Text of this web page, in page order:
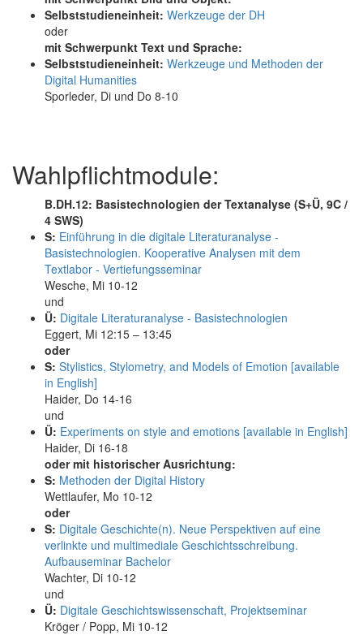
Selbststudieneinheit: Werkzeuge der DH
oder
mit Schwerpunkt Text und Sprache:
Selbststudieneinheit: Werkzeuge und Methoden der
Digital Humanities
Sporleder, Di und Do 8-10
Wahlpflichtmodule:
B.DH.12: Basistechnologien der Textanalyse (S+Ü, 9C /
4 SWS)
S: Einführung in die digitale Literaturanalyse -
Basistechnologien. Kooperative Analysen mit dem
Textlabor - Vertiefungsseminar
Wesche, Mi 10-12
und
Ü: Digitale Literaturanalyse - Basistechnologien
Eggert, Mi 12:15 – 13:45
oder
S: Stylistics, Stylometry, and Models of Emotion [available
in English]
Haider, Do 14-16
und
Ü: Experiments on style and emotions [available in English]
Haider, Di 16-18
oder mit historischer Ausrichtung:
S: Methoden der Digital History
Wettlaufer, Mo 10-12
oder
S: Digitale Geschichte(n). Neue Perspektiven auf eine
verlinkte und multimediale Geschichtsschreibung.
Aufbauseminar Bachelor
Wachter, Di 10-12
und
Ü: Digitale Geschichtswissenschaft, Projektseminar
Kröger / Popp, Mi 10-12